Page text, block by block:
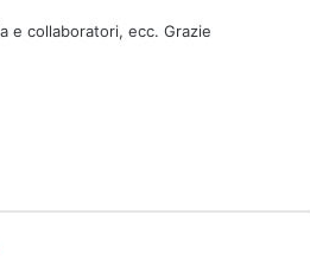
e collaboratori, ecc. Grazie